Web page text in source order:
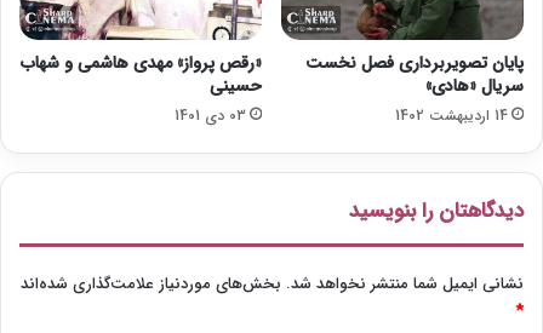
د
پایان تصویربرداری فصل نخست
سریال «هادی»
14 اردیبهشت 1402
«رقص پرواز» مهدی هاشمی و شهاب
حسینی
03 دی 1401
دیدگاهتان را بنویسید
نشانی ایمیل شما منتشر نخواهد شد. بخش‌های موردنیاز علامت‌گذاری شده‌اند
*